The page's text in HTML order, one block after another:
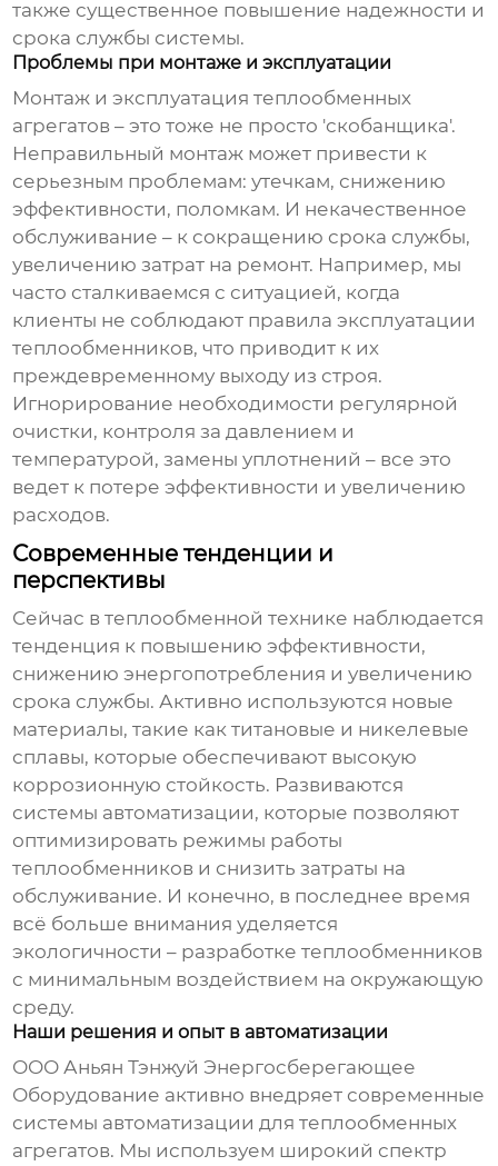
также существенное повышение надежности и
срока службы системы.
Проблемы при монтаже и эксплуатации
Монтаж и эксплуатациятеплообменных
агрегатов – это тоже не просто 'скобанщика'.
Неправильный монтаж может привести к
серьезным проблемам: утечкам, снижению
эффективности, поломкам. И некачественное
обслуживание – к сокращению срока службы,
увеличению затрат на ремонт. Например, мы
часто сталкиваемся с ситуацией, когда
клиенты не соблюдают правила эксплуатации
теплообменников, что приводит к их
преждевременному выходу из строя.
Игнорирование необходимости регулярной
очистки, контроля за давлением и
температурой, замены уплотнений – все это
ведет к потере эффективности и увеличению
расходов.
Современные тенденции и
перспективы
Сейчас втеплообменной технике наблюдается
тенденция к повышению эффективности,
снижению энергопотребления и увеличению
срока службы. Активно используются новые
материалы, такие как титановые и никелевые
сплавы, которые обеспечивают высокую
коррозионную стойкость. Развиваются
системы автоматизации, которые позволяют
оптимизировать режимы работы
теплообменников и снизить затраты на
обслуживание. И конечно, в последнее время
всё больше внимания уделяется
экологичности – разработкетеплообменников
с минимальным воздействием на окружающую
среду.
Наши решения и опыт в автоматизации
ООО Аньян Тэнжуй Энергосберегающее
Оборудование активно внедряет современные
системы автоматизации длятеплообменных
агрегатов. Мы используем широкий спектр